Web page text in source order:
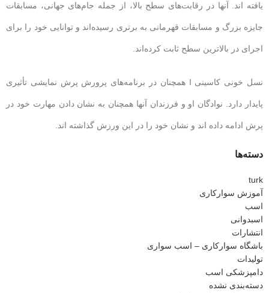
یافته اند. آنها در رقابت‌های سطح بالا، از جمله جام‌های جهانی، مسابقات
جایزه بزرگ و مسابقات قهرمانی به برتری رسیده‌اند و توانایی خود را برای
اجرای در بالاترین سطح ثابت کرده‌اند.
نسل خونی کاسینی I همچنان در برنامه‌های پرورش پرش نمایشی تأثیری
پایدار دارد. نوادگان او و فرزندان آنها همچنان به نشان دادن مهارت خود در
پرش ادامه داده اند و نشان خود را در این ورزش گذاشته اند.
دسته‌ها
turk
آموزش سوارکاری
اسب
اسبدوانی
انتشارات
باشگاه سوارکاری – اسب سواری
تولیدات
دامپزشکی اسب
دسته‌بندی نشده